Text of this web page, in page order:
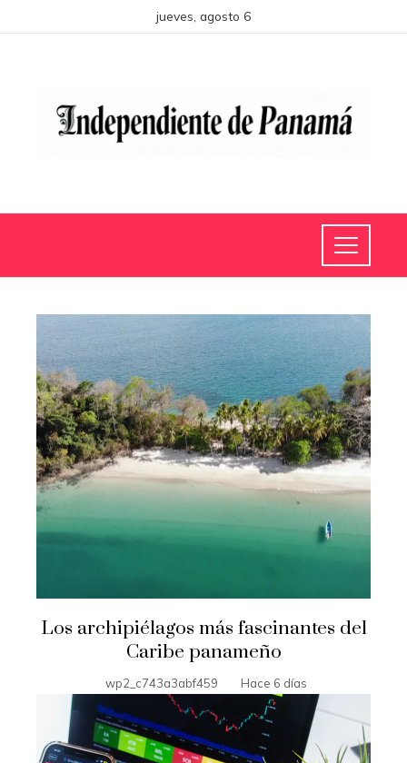
jueves, agosto 6
Los archipiélagos más fascinantes del
Caribe panameño
wp2_c743a3abf459 Hace 6 días